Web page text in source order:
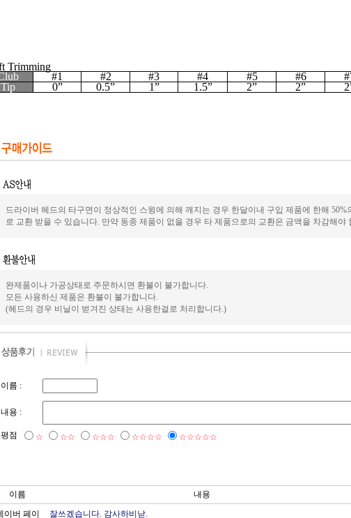
Trimming
#1 #2 #3 #4 #5 #6
Tip
0” 0.5” 1” 1.5” 2” 2”
드라이버 헤드의 타구면이 정상적인 스윙에 의해 깨지는 경우 한달이내 구입 제품에 한해 50%
로 교환 받을 수 있습니다. 만약 동종 제품이 없을 경우 타 제품으로의 교환은 금액을 차감해야
완제품이나 가공상태로 주문하시면 환불이 불가합니다.
모든 사용하신 제품은 환불이 불가합니다.
(헤드의 경우 비닐이 벋겨진 상태는 사용한걸로 처리합니다.)
이름 :
내용 :
평점 ☆ ☆☆ ☆☆☆ ☆☆☆☆ ☆☆☆☆☆
이름 내용
이버 페이
잘쓰겠습니다. 감사하비낟.